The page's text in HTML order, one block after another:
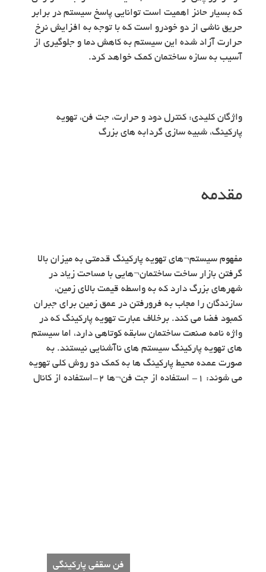
که بسیار حائز اهمیت است توانایی پاسخ سیستم در برابر
حریق ناشی از دو خودرو است که با توجه به افزایش نرخ
حرارت آزاد شده این سیستم به کاهش دما و جلوگیری از
آسیب به سازه ساختمان کمک خواهد کرد.
واژگان کلیدی: کنترل دود و حرارت، جت فن، تهویه
پارکینگ، شبیه سازی گردابه های بزرگ
مقدمه
مفهوم سیستم¬های تهویه پارکینگ قدمتی به میزان بالا
گرفتن بازار ساخت ساختمان¬هایی با مساحت زیاد در
شهرهای بزرگ دارد که به واسطه قیمت بالای زمین،
سازندگان را مجاب به فرورفتن در عمق زمین برای جبران
کمبود فضا می کند. برخلاف عبارت تهویه پارکینگ که در
واژه نامه صنعت ساختمان سابقه کوتاهی دارد، اما سیستم
های تهویه پارکینگ سیستم های ناآشنایی نیستند. به
صورت عمده محیط پارکینگ ها به کمک دو روش کلی تهویه
می شوند: ۱- استفاده از جت فن¬ها ۲-استفاده از کانال
فن سقفی پارکینگی